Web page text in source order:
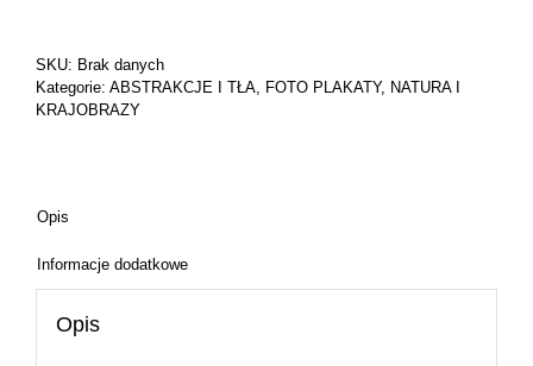
SKU: Brak danych
Kategorie: ABSTRAKCJE I TŁA, FOTO PLAKATY, NATURA I
KRAJOBRAZY
Opis
Informacje dodatkowe
Opis